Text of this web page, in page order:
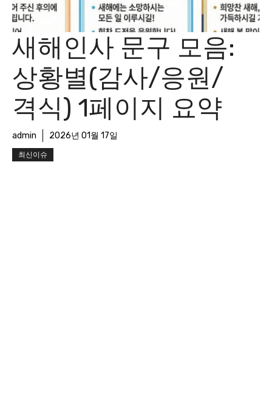
새해인사 문구 모음:
상황별(감사/응원/
격식) 1페이지 요약
admin 2026년 01월 17일
최신이슈